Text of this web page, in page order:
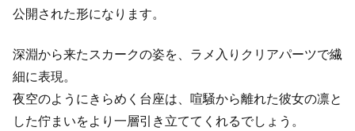
公開された形になります。
深淵から来たスカークの姿を、ラメ入りクリアパーツで繊
細に表現。
夜空のようにきらめく台座は、喧騒から離れた彼女の凛と
した佇まいをより一層引き立ててくれるでしょう。